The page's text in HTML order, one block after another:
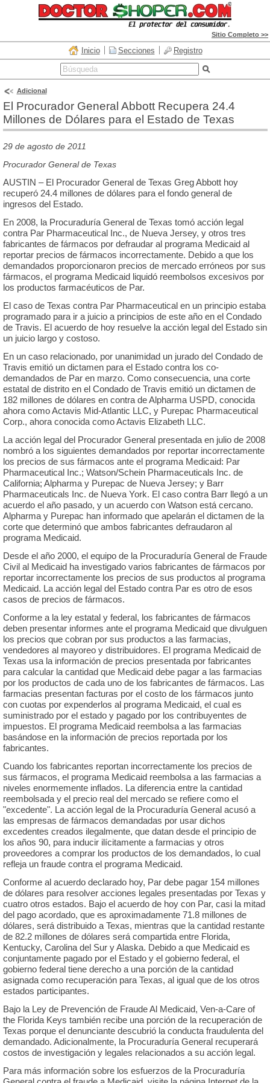
Sitio Completo >>
Inicio Secciones Registro
Adicional
El Procurador General Abbott Recupera 24.4
Millones de Dólares para el Estado de Texas
29 de agosto de 2011
Procurador General de Texas
AUSTIN – El Procurador General de Texas Greg Abbott hoy
recuperó 24.4 millones de dólares para el fondo general de
ingresos del Estado.
En 2008, la Procuraduría General de Texas tomó acción legal
contra Par Pharmaceutical Inc., de Nueva Jersey, y otros tres
fabricantes de fármacos por defraudar al programa Medicaid al
reportar precios de fármacos incorrectamente. Debido a que los
demandados proporcionaron precios de mercado erróneos por sus
fármacos, el programa Medicaid liquidó reembolsos excesivos por
los productos farmacéuticos de Par.
El caso de Texas contra Par Pharmaceutical en un principio estaba
programado para ir a juicio a principios de este año en el Condado
de Travis. El acuerdo de hoy resuelve la acción legal del Estado sin
un juicio largo y costoso.
En un caso relacionado, por unanimidad un jurado del Condado de
Travis emitió un dictamen para el Estado contra los co-
demandados de Par en marzo. Como consecuencia, una corte
estatal de distrito en el Condado de Travis emitió un dictamen de
182 millones de dólares en contra de Alpharma USPD, conocida
ahora como Actavis Mid-Atlantic LLC, y Purepac Pharmaceutical
Corp., ahora conocida como Actavis Elizabeth LLC.
La acción legal del Procurador General presentada en julio de 2008
nombró a los siguientes demandados por reportar incorrectamente
los precios de sus fármacos ante el programa Medicaid: Par
Pharmaceutical Inc.; Watson/Schein Pharmaceuticals Inc. de
California; Alpharma y Purepac de Nueva Jersey; y Barr
Pharmaceuticals Inc. de Nueva York. El caso contra Barr llegó a un
acuerdo el año pasado, y un acuerdo con Watson está cercano.
Alpharma y Purepac han informado que apelarán el dictamen de la
corte que determinó que ambos fabricantes defraudaron al
programa Medicaid.
Desde el año 2000, el equipo de la Procuraduría General de Fraude
Civil al Medicaid ha investigado varios fabricantes de fármacos por
reportar incorrectamente los precios de sus productos al programa
Medicaid. La acción legal del Estado contra Par es otro de esos
casos de precios de fármacos.
Conforme a la ley estatal y federal, los fabricantes de fármacos
deben presentar informes ante el programa Medicaid que divulguen
los precios que cobran por sus productos a las farmacias,
vendedores al mayoreo y distribuidores. El programa Medicaid de
Texas usa la información de precios presentada por fabricantes
para calcular la cantidad que Medicaid debe pagar a las farmacias
por los productos de cada uno de los fabricantes de fármacos. Las
farmacias presentan facturas por el costo de los fármacos junto
con cuotas por expenderlos al programa Medicaid, el cual es
suministrado por el estado y pagado por los contribuyentes de
impuestos. El programa Medicaid reembolsa a las farmacias
basándose en la información de precios reportada por los
fabricantes.
Cuando los fabricantes reportan incorrectamente los precios de
sus fármacos, el programa Medicaid reembolsa a las farmacias a
niveles enormemente inflados. La diferencia entre la cantidad
reembolsada y el precio real del mercado se refiere como el
"excedente". La acción legal de la Procuraduría General acusó a
las empresas de fármacos demandadas por usar dichos
excedentes creados ilegalmente, que datan desde el principio de
los años 90, para inducir ilícitamente a farmacias y otros
proveedores a comprar los productos de los demandados, lo cual
refleja un fraude contra el programa Medicaid.
Conforme al acuerdo declarado hoy, Par debe pagar 154 millones
de dólares para resolver acciones legales presentadas por Texas y
cuatro otros estados. Bajo el acuerdo de hoy con Par, casi la mitad
del pago acordado, que es aproximadamente 71.8 millones de
dólares, será distribuido a Texas, mientras que la cantidad restante
de 82.2 millones de dólares será compartida entre Florida,
Kentucky, Carolina del Sur y Alaska. Debido a que Medicaid es
conjuntamente pagado por el Estado y el gobierno federal, el
gobierno federal tiene derecho a una porción de la cantidad
asignada como recuperación para Texas, al igual que de los otros
estados participantes.
Bajo la Ley de Prevención de Fraude Al Medicaid, Ven-a-Care of
the Florida Keys también recibe una porción de la recuperación de
Texas porque el denunciante descubrió la conducta fraudulenta del
demandado. Adicionalmente, la Procuraduría General recuperará
costos de investigación y legales relacionados a su acción legal.
Para más información sobre los esfuerzos de la Procuraduría